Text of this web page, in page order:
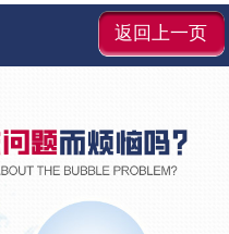
返回上一页